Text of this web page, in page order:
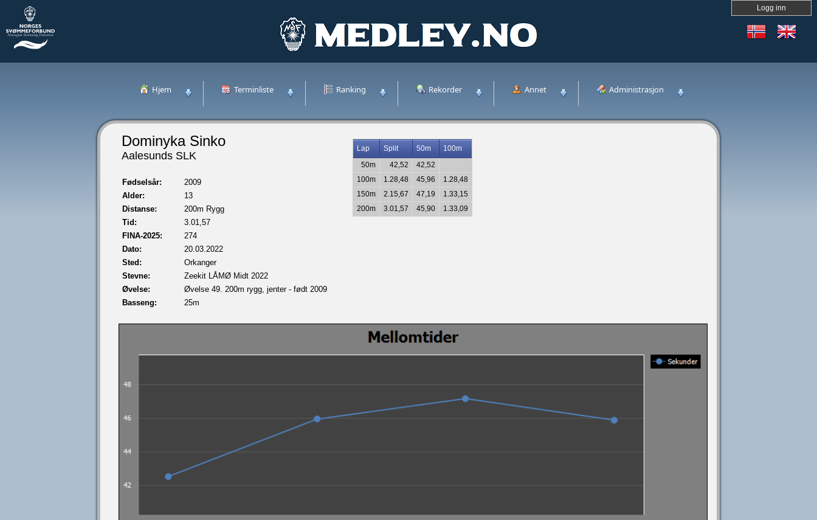
Logg inn
Hjem Terminliste Ranking Rekorder Annet Administrasjon
Dominyka Sinko
Aalesunds SLK
Fødselsår:
2009
Alder:
13
Distanse:
200m Rygg
Tid:
3.01,57
FINA-2025:
274
Dato:
20.03.2022
Sted:
Orkanger
Stevne:
Zeekit LÅMØ Midt 2022
Øvelse:
Øvelse 49. 200m rygg, jenter - født 2009
Basseng:
25m
Lap Split 50m
100m
50m
42,52
42,52
100m
1.28,48 45,96
1.28,48
150m
2.15,67 47,19
1.33,15
200m
3.01,57 45,90 1.33,09